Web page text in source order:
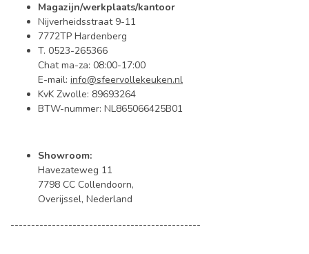
Magazijn/werkplaats/kantoor
Nijverheidsstraat 9-11
7772TP Hardenberg
T. 0523-265366
Chat ma-za: 08:00-17:00
E-mail: info@sfeervollekeuken.nl
KvK Zwolle: 89693264
BTW-nummer: NL865066425B01
Showroom:
Havezateweg 11
7798 CC Collendoorn,
Overijssel, Nederland
----------------------------------------------